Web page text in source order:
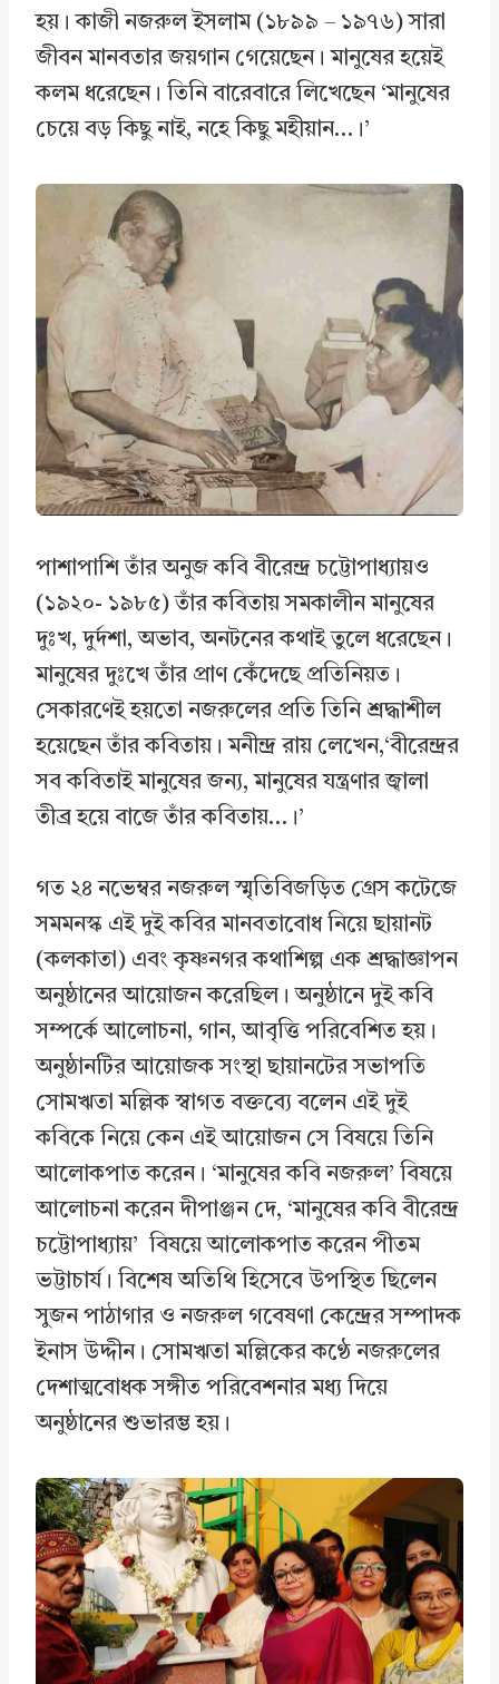
হয়। কাজী নজরুল ইসলাম (১৮৯৯ – ১৯৭৬) সারা
জীবন মানবতার জয়গান গেয়েছেন। মানুষের হয়েই
কলম ধরেছেন। তিনি বারেবারে লিখেছেন ‘মানুষের
চেয়ে বড় কিছু নাই, নহে কিছু মহীয়ান…।’
পাশাপাশি তাঁর অনুজ কবি বীরেন্দ্র চট্টোপাধ্যায়ও
(১৯২০- ১৯৮৫) তাঁর কবিতায় সমকালীন মানুষের
দুঃখ, দুর্দশা, অভাব, অনটনের কথাই তুলে ধরেছেন।
মানুষের দুঃখে তাঁর প্রাণ কেঁদেছে প্রতিনিয়ত।
সেকারণেই হয়তো নজরুলের প্রতি তিনি শ্রদ্ধাশীল
হয়েছেন তাঁর কবিতায়। মনীন্দ্র রায় লেখেন,‘বীরেন্দ্রর
সব কবিতাই মানুষের জন্য, মানুষের যন্ত্রণার জ্বালা
তীব্র হয়ে বাজে তাঁর কবিতায়…।’
গত ২৪ নভেম্বর নজরুল স্মৃতিবিজড়িত গ্রেস কটেজে
সমমনস্ক এই দুই কবির মানবতাবোধ নিয়ে ছায়ানট
(কলকাতা) এবং কৃষ্ণনগর কথাশিল্প এক শ্রদ্ধাজ্ঞাপন
অনুষ্ঠানের আয়োজন করেছিল। অনুষ্ঠানে দুই কবি
সম্পর্কে আলোচনা, গান, আবৃত্তি পরিবেশিত হয়।
অনুষ্ঠানটির আয়োজক সংস্থা ছায়ানটের সভাপতি
সোমঋতা মল্লিক স্বাগত বক্তব্যে বলেন এই দুই
কবিকে নিয়ে কেন এই আয়োজন সে বিষয়ে তিনি
আলোকপাত করেন। ‘মানুষের কবি নজরুল’ বিষয়ে
আলোচনা করেন দীপাঞ্জন দে, ‘মানুষের কবি বীরেন্দ্র
চট্টোপাধ্যায়’ বিষয়ে আলোকপাত করেন পীতম
ভট্টাচার্য। বিশেষ অতিথি হিসেবে উপস্থিত ছিলেন
সুজন পাঠাগার ও নজরুল গবেষণা কেন্দ্রের সম্পাদক
ইনাস উদ্দীন। সোমঋতা মল্লিকের কণ্ঠে নজরুলের
দেশাত্মবোধক সঙ্গীত পরিবেশনার মধ্য দিয়ে
অনুষ্ঠানের শুভারম্ভ হয়।